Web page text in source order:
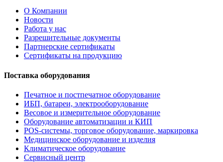
О Компании
Новости
Работа у нас
Разрешительные документы
Партнерские сертификаты
Сертификаты на продукцию
Поставка оборудования
Печатное и постпечатное оборудование
ИБП, батареи, электрооборудование
Весовое и измерительное оборудование
Оборудование автоматизации и КИП
POS-системы, торговое оборудование, маркировка
Медицинское оборудование и изделия
Климатическое оборудование
Сервисный центр